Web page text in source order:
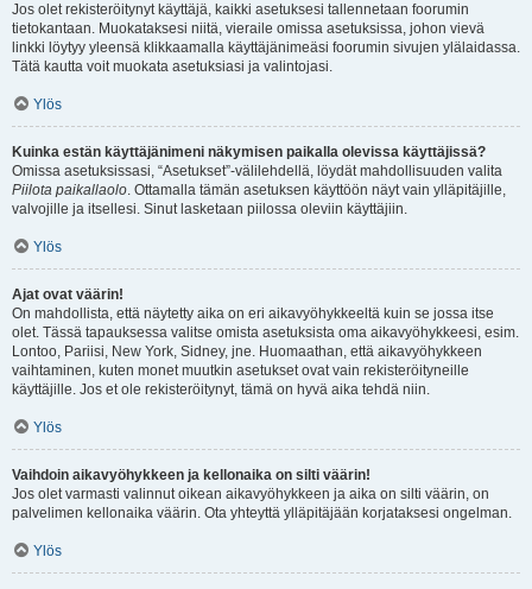
Jos olet rekisteröitynyt käyttäjä, kaikki asetuksesi tallennetaan foorumin
tietokantaan. Muokataksesi niitä, vieraile omissa asetuksissa, johon vievä
linkki löytyy yleensä klikkaamalla käyttäjänimeäsi foorumin sivujen ylälaidassa.
Tätä kautta voit muokata asetuksiasi ja valintojasi.
Ylös
Kuinka estän käyttäjänimeni näkymisen paikalla olevissa käyttäjissä?
Omissa asetuksissasi, “Asetukset”-välilehdellä, löydät mahdollisuuden valita
Piilota paikallaolo. Ottamalla tämän asetuksen käyttöön näyt vain ylläpitäjille,
valvojille ja itsellesi. Sinut lasketaan piilossa oleviin käyttäjiin.
Ylös
Ajat ovat väärin!
On mahdollista, että näytetty aika on eri aikavyöhykkeeltä kuin se jossa itse
olet. Tässä tapauksessa valitse omista asetuksista oma aikavyöhykkeesi, esim.
Lontoo, Pariisi, New York, Sidney, jne. Huomaathan, että aikavyöhykkeen
vaihtaminen, kuten monet muutkin asetukset ovat vain rekisteröityneille
käyttäjille. Jos et ole rekisteröitynyt, tämä on hyvä aika tehdä niin.
Ylös
Vaihdoin aikavyöhykkeen ja kellonaika on silti väärin!
Jos olet varmasti valinnut oikean aikavyöhykkeen ja aika on silti väärin, on
palvelimen kellonaika väärin. Ota yhteyttä ylläpitäjään korjataksesi ongelman.
Ylös